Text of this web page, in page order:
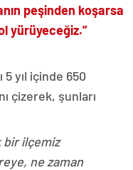
peşinden koşarsa
yürüyeceğiz.”
yıl içinde 650
çizerek, şunları
bir ilçemiz
ne zaman